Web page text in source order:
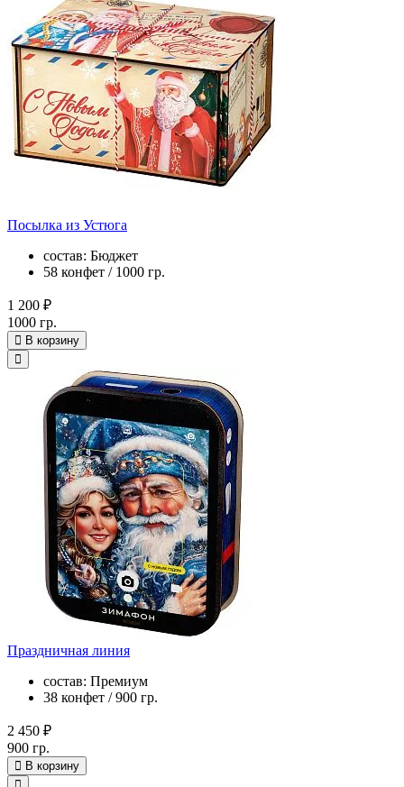
Посылка из Устюга
состав: Бюджет
58 конфет / 1000 гр.
1 200 ₽
1000 гр.
В корзину
Праздничная линия
состав: Премиум
38 конфет / 900 гр.
2 450 ₽
900 гр.
В корзину